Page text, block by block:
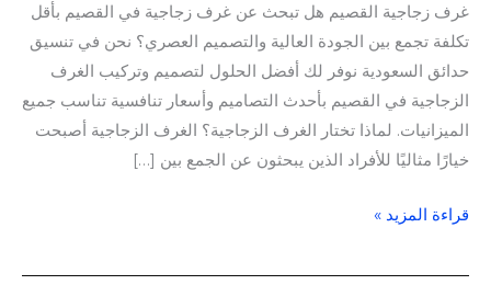
غرف زجاجية القصيم هل تبحث عن غرف زجاجية في القصيم بأقل
تكلفة تجمع بين الجودة العالية والتصميم العصري؟ نحن في تنسيق
حدائق السعودية نوفر لك أفضل الحلول لتصميم وتركيب الغرف
الزجاجية في القصيم بأحدث التصاميم وأسعار تنافسية تناسب جميع
الميزانيات. لماذا تختار الغرف الزجاجية؟ الغرف الزجاجية أصبحت
خيارًا مثاليًا للأفراد الذين يبحثون عن الجمع بين […]
قراءة المزيد »